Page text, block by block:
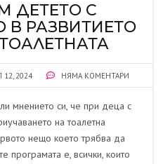
ДЕТЕТО С
В РАЗВИТИЕТО
12, 2024 НЯМА КОМЕНТАРИ
мнението си, че при деца с
на тоалетна
нещо което трябва да
програмата е, всички, които